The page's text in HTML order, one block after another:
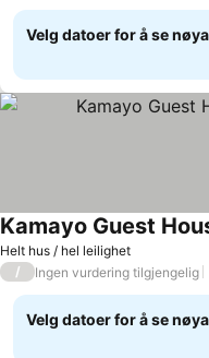
Velg datoer for å se
Helt hus / hel leilighet
Kamayo Guest
/ Ingen vurdering tilgjengelig
Velg datoer for å se